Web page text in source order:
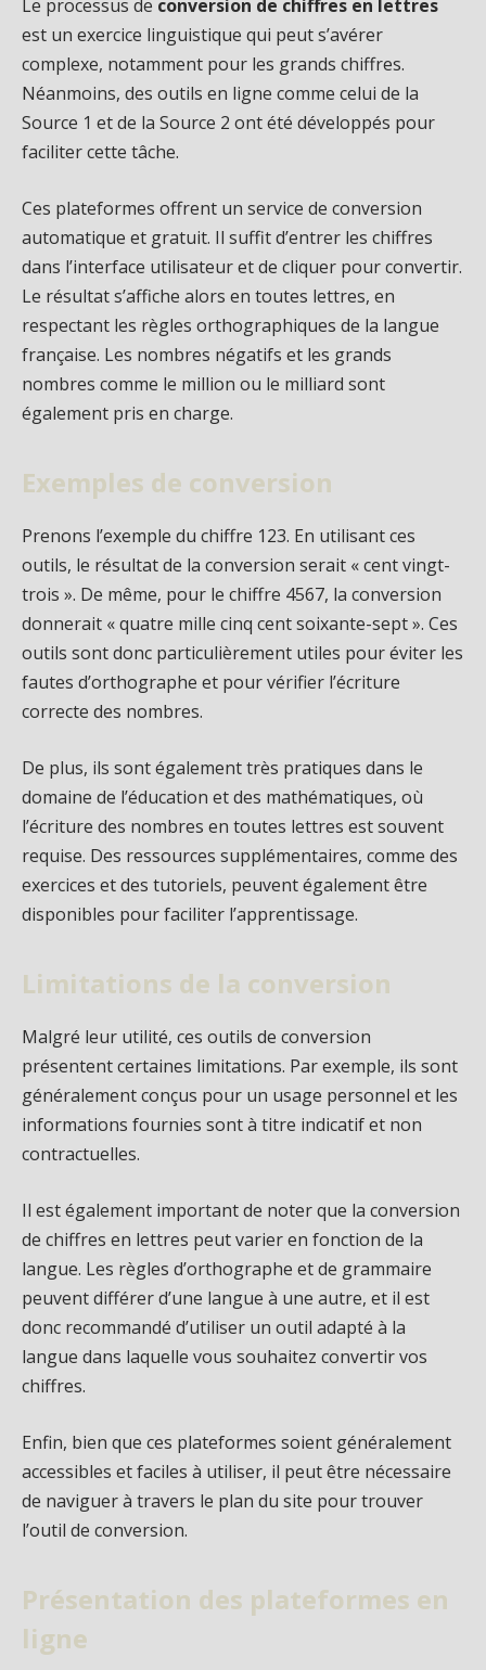
Le processus de conversion de chiffres en lettres
est un exercice linguistique qui peut s’avérer
complexe, notamment pour les grands chiffres.
Néanmoins, des outils en ligne comme celui de la
Source 1 et de la Source 2 ont été développés pour
faciliter cette tâche.
Ces plateformes offrent un service de conversion
automatique et gratuit. Il suffit d’entrer les chiffres
dans l’interface utilisateur et de cliquer pour convertir.
Le résultat s’affiche alors en toutes lettres, en
respectant les règles orthographiques de la langue
française. Les nombres négatifs et les grands
nombres comme le million ou le milliard sont
également pris en charge.
Exemples de conversion
Prenons l’exemple du chiffre 123. En utilisant ces
outils, le résultat de la conversion serait « cent vingt-
trois ». De même, pour le chiffre 4567, la conversion
donnerait « quatre mille cinq cent soixante-sept ». Ces
outils sont donc particulièrement utiles pour éviter les
fautes d’orthographe et pour vérifier l’écriture
correcte des nombres.
De plus, ils sont également très pratiques dans le
domaine de l’éducation et des mathématiques, où
l’écriture des nombres en toutes lettres est souvent
requise. Des ressources supplémentaires, comme des
exercices et des tutoriels, peuvent également être
disponibles pour faciliter l’apprentissage.
Limitations de la conversion
Malgré leur utilité, ces outils de conversion
présentent certaines limitations. Par exemple, ils sont
généralement conçus pour un usage personnel et les
informations fournies sont à titre indicatif et non
contractuelles.
Il est également important de noter que la conversion
de chiffres en lettres peut varier en fonction de la
langue. Les règles d’orthographe et de grammaire
peuvent différer d’une langue à une autre, et il est
donc recommandé d’utiliser un outil adapté à la
langue dans laquelle vous souhaitez convertir vos
chiffres.
Enfin, bien que ces plateformes soient généralement
accessibles et faciles à utiliser, il peut être nécessaire
de naviguer à travers le plan du site pour trouver
l’outil de conversion.
Présentation des plateformes en
ligne